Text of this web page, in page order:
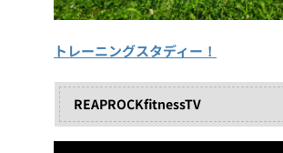
トレーニングスタディー！
REAPROCKfitnessTV